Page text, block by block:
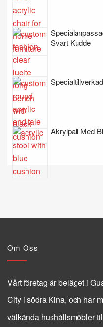
Svart Kudde
Akrylpall Med
Om Oss
Vårt företag är beläget i
City i södra Kina, och har
välkända hushållsmöbler